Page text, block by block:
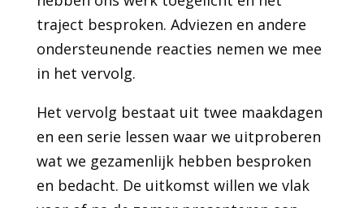
traject besproken. Adviezen en andere
ondersteunende reacties nemen we mee
in het vervolg.
Het vervolg bestaat uit twee maakdagen
en een serie lessen waar we uitproberen
wat we gezamenlijk hebben besproken
en bedacht. De uitkomst willen we vlak